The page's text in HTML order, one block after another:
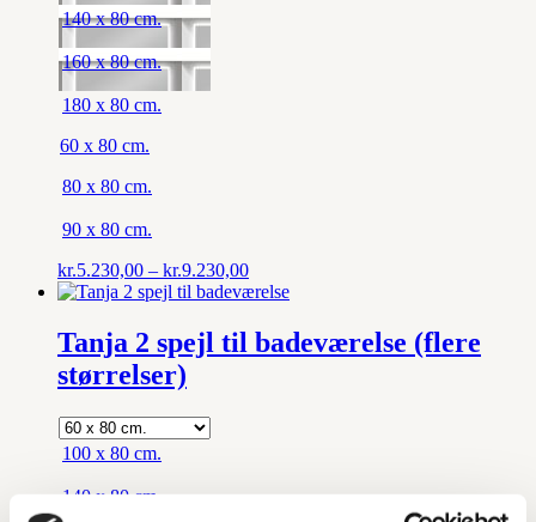
140 x 80 cm.
160 x 80 cm.
180 x 80 cm.
60 x 80 cm.
80 x 80 cm.
90 x 80 cm.
kr.5.230,00 – kr.9.230,00Prisinterval:
kr.5.230,00
kr.9.230,00
Tanja 2 spejl til badeværelse (flere
størrelser)
100 x 80 cm.
140 x 80 cm.